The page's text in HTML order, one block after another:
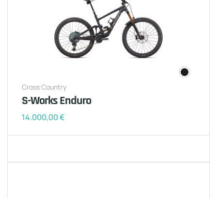
Cross Country
S-Works Enduro
14.000,00€